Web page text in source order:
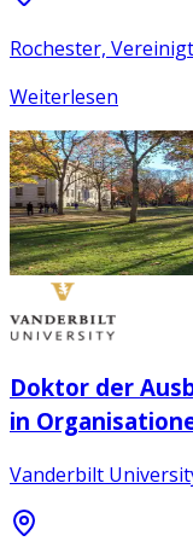
Rochester,
Weiterlesen
Doktor der
in
Vanderbilt